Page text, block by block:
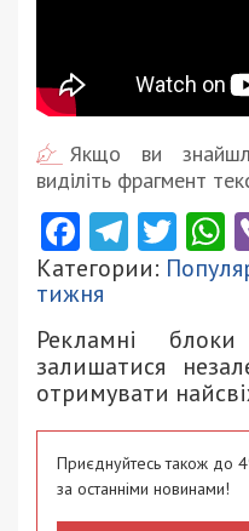
Якщо ви
виділіть фрагмент
Facebook
Категории:
тижня
Рекламні
залишатися
отримувати
Приєднуйтесь також до
за останніми новинами!